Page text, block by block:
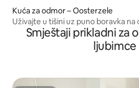
Kuća za odmor – Oosterzele
Uživajte u tišini uz puno boravka
Smještaji prikladni za
ljubimce